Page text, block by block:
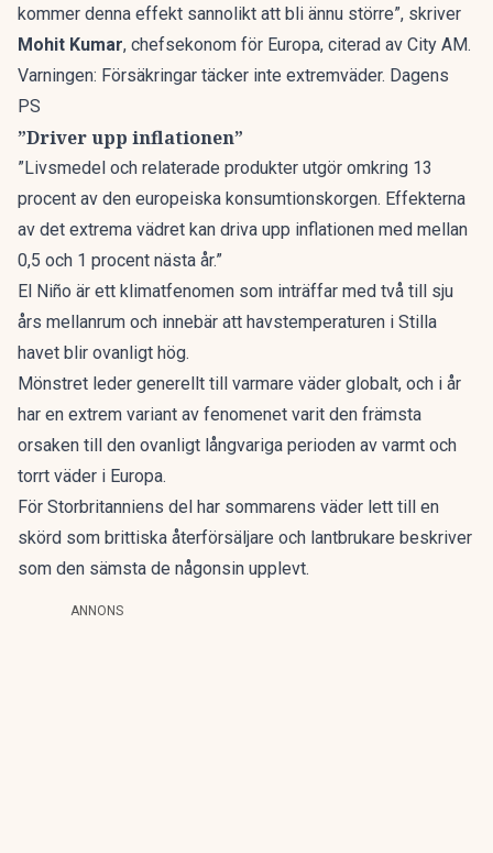
kommer denna effekt sannolikt att bli ännu större”, skriver
Mohit Kumar, chefsekonom för Europa, citerad av City AM.
Varningen: Försäkringar täcker inte extremväder. Dagens
PS
”Driver upp inflationen”
”Livsmedel och relaterade produkter utgör omkring 13
procent av den europeiska konsumtionskorgen. Effekterna
av det extrema vädret kan driva upp inflationen med mellan
0,5 och 1 procent nästa år.”
El Niño är ett klimatfenomen som inträffar med två till sju
års mellanrum och innebär att havstemperaturen i Stilla
havet blir ovanligt hög.
Mönstret leder generellt till varmare väder globalt, och i år
har en extrem variant av fenomenet varit den främsta
orsaken till den ovanligt långvariga perioden av varmt och
torrt väder i Europa.
För Storbritanniens del har sommarens väder lett till en
skörd som brittiska återförsäljare och lantbrukare beskriver
som den sämsta de någonsin upplevt.
ANNONS